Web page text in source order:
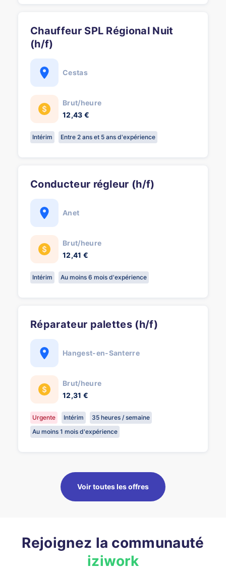
Chauffeur SPL Régional Nuit
(h/f)
Cestas
Brut/heure
12,43 €
Intérim Entre 2 ans et 5 ans d'expérience
Conducteur régleur (h/f)
Anet
Brut/heure
12,41 €
Intérim Au moins 6 mois d'expérience
Réparateur palettes (h/f)
Hangest-en-Santerre
Brut/heure
12,31 €
Urgente Intérim
35 heures / semaine
Au moins 1 mois d'expérience
Voir toutes les offres
Rejoignez la communauté
iziwork